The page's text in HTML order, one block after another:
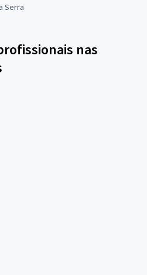
Serra
nas